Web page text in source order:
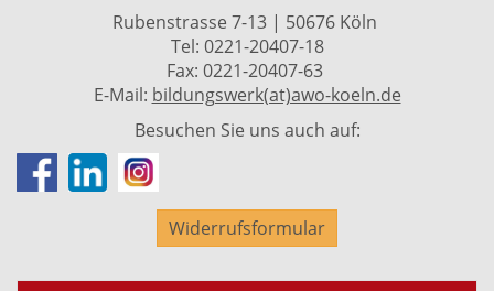
Rubenstrasse 7-13 | 50676 Köln
Tel: 0221-20407-18
Fax: 0221-20407-63
E-Mail: bildungswerk(at)awo-koeln.de
Besuchen Sie uns auch auf:
Widerrufsformular